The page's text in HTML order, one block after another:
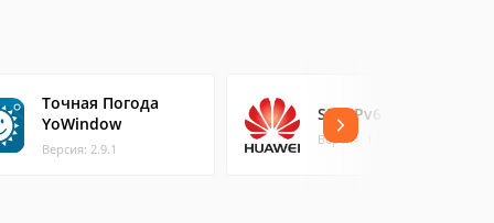
Точная Погода
YoWindow
Версия: 2.9.1
SDNIPv6
Версия: 1.0.1